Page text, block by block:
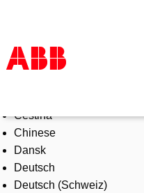
Products & Solutions
Industries
Services
About us
Where to buy
Čeština
Chinese
Dansk
Deutsch
Deutsch (Schweiz)